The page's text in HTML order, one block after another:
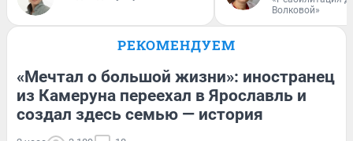
Волковой»
РЕКОМЕНДУЕМ
«Мечтал о большой жизни»: иностранец
из Камеруна переехал в Ярославль и
создал здесь семью — история